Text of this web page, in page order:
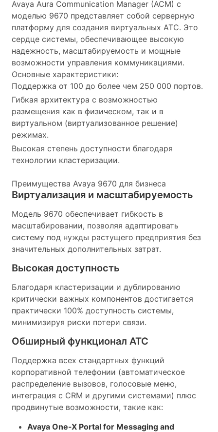
Avaya Aura Communication Manager (ACM) с
моделью 9670 представляет собой серверную
платформу для создания виртуальных АТС. Это
сердце системы, обеспечивающее высокую
надежность, масштабируемость и мощные
возможности управления коммуникациями.
Основные характеристики:
Поддержка от 100 до более чем 250 000 портов.
Гибкая архитектура с возможностью
размещения как в физическом, так и в
виртуальном (виртуализованное решение)
режимах.
Высокая степень доступности благодаря
технологии кластеризации.
Преимущества Avaya 9670 для бизнеса
Виртуализация и масштабируемость
Модель 9670 обеспечивает гибкость в
масштабировании, позволяя адаптировать
систему под нужды растущего предприятия без
значительных дополнительных затрат.
Высокая доступность
Благодаря кластеризации и дублированию
критически важных компонентов достигается
практически 100% доступность системы,
минимизируя риски потери связи.
Обширный функционал АТС
Поддержка всех стандартных функций
корпоративной телефонии (автоматическое
распределение вызовов, голосовые меню,
интеграция с CRM и другими системами) плюс
продвинутые возможности, такие как:
Avaya One-X Portal for Messaging and